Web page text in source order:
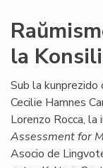
la
Sub la kunprezido
Cecilie Hamnes
Lorenzo Rocca, la
Assessment for
Asocio de